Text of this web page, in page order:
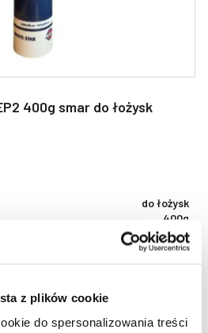
z plików cookie
do spersonalizowania treści
400g smar do łożysk
do łożysk
400g